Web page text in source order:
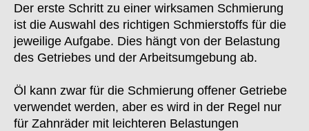
Der erste Schritt zu einer wirksamen Schmierung
ist die Auswahl des richtigen Schmierstoffs für die
jeweilige Aufgabe. Dies hängt von der Belastung
des Getriebes und der Arbeitsumgebung ab.
Öl kann zwar für die Schmierung offener Getriebe
verwendet werden, aber es wird in der Regel nur
für Zahnräder mit leichteren Belastungen